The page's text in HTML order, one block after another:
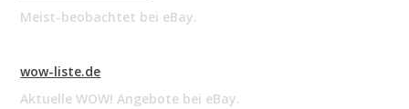
Meist-beobachtet bei eBay.
wow-liste.de
Aktuelle WOW! Angebote bei eBay.